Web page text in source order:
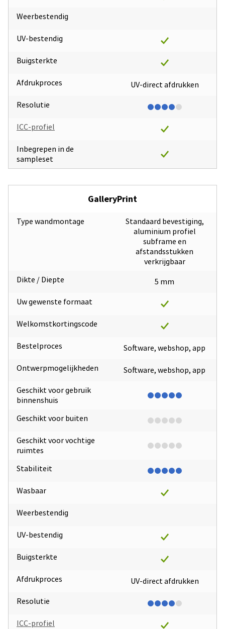
Weerbestendig
UV-bestendig
Buigsterkte
Afdrukproces
Resolutie
ICC-profiel
Inbegrepen in de
sampleset
UV-direct afdrukken
GalleryPrint
Type wandmontage
Dikte / Diepte
Uw gewenste formaat
Welkomstkortingscode
Bestelproces
Ontwerpmogelijkheden
Geschikt voor gebruik
binnenshuis
Geschikt voor buiten
Geschikt voor vochtige
ruimtes
Stabiliteit
Wasbaar
Weerbestendig
UV-bestendig
Buigsterkte
Afdrukproces
Resolutie
ICC-profiel
Standaard bevestiging,
aluminium profiel
subframe en
afstandsstukken
verkrijgbaar
5 mm
Software, webshop, app
Software, webshop, app
UV-direct afdrukken